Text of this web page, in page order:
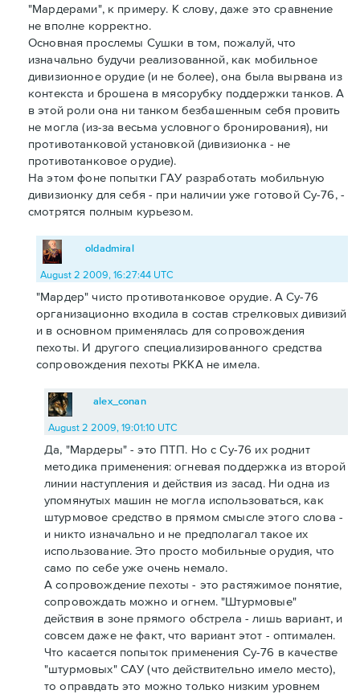
"Мардерами", к примеру. К слову, даже это сравнение
не вполне корректно.
Основная прослемы Сушки в том, пожалуй, что
изначально будучи реализованной, как мобильное
дивизионное орудие (и не более), она была вырвана из
контекста и брошена в мясорубку поддержки танков. А
в этой роли она ни танком безбашенным себя провить
не могла (из-за весьма условного бронирования), ни
противотанковой установкой (дивизионка - не
противотанковое орудие).
На этом фоне попытки ГАУ разработать мобильную
дивизионку для себя - при наличии уже готовой Су-76, -
смотрятся полным курьезом.
oldadmiral
August 2 2009, 16:27:44 UTC
"Мардер" чисто противотанковое орудие. А Су-76
организационно входила в состав стрелковых дивизий
и в основном применялась для сопровождения
пехоты. И другого специализированного средства
сопровождения пехоты РККА не имела.
alex_conan
August 2 2009, 19:01:10 UTC
Да, "Мардеры" - это ПТП. Но с Су-76 их роднит
методика применения: огневая поддержка из второй
линии наступления и действия из засад. Ни одна из
упомянутых машин не могла использоваться, как
штурмовое средство в прямом смысле этого слова -
и никто изначально и не предполагал такое их
использование. Это просто мобильные орудия, что
само по себе уже очень немало.
А сопровождение пехоты - это растяжимое понятие,
сопровождать можно и огнем. "Штурмовые"
действия в зоне прямого обстрела - лишь вариант, и
совсем даже не факт, что вариант этот - оптимален.
Что касается попыток применения Су-76 в качестве
"штурмовых" САУ (что действительно имело место),
то оправдать это можно только низким уровнем